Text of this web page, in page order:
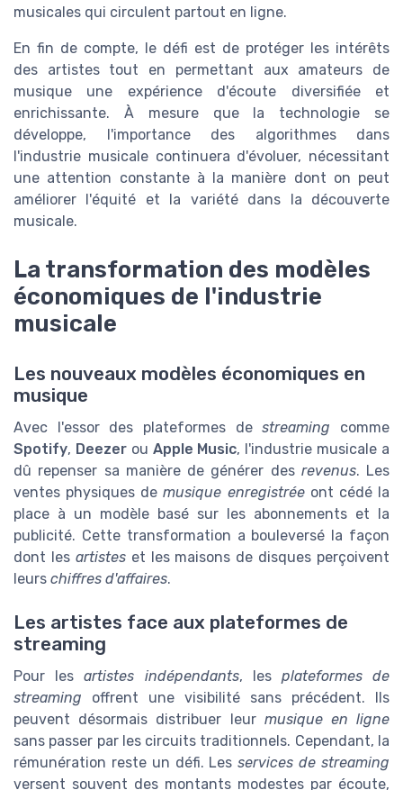
musicales qui circulent partout en ligne.
En fin de compte, le défi est de protéger les intérêts
des artistes tout en permettant aux amateurs de
musique une expérience d'écoute diversifiée et
enrichissante. À mesure que la technologie se
développe, l'importance des algorithmes dans
l'industrie musicale continuera d'évoluer, nécessitant
une attention constante à la manière dont on peut
améliorer l'équité et la variété dans la découverte
musicale.
La transformation des modèles
économiques de l'industrie
musicale
Les nouveaux modèles économiques en
musique
Avec l'essor des plateformes destreaming comme
Spotify, Deezerou Apple Music, l'industrie musicale a
dû repenser sa manière de générer des revenus. Les
ventes physiques demusique enregistréeont cédé la
place à un modèle basé sur les abonnements et la
publicité. Cette transformation a bouleversé la façon
dont les artisteset les maisons de disques perçoivent
leurs chiffres d'affaires.
Les artistes face aux plateformes de
streaming
Pour lesartistes indépendants, les plateformes de
streaming offrent une visibilité sans précédent. Ils
peuvent désormais distribuer leur musique en ligne
sans passer par les circuits traditionnels. Cependant, la
rémunération reste un défi. Lesservices de streaming
versent souvent des montants modestes par écoute,